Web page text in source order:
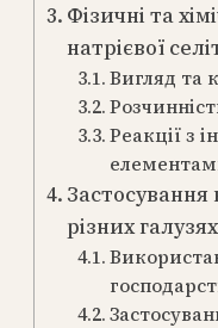
Фізичні та
натрієвої
Вигляд та
Реакції з
Застосування
різних галузях